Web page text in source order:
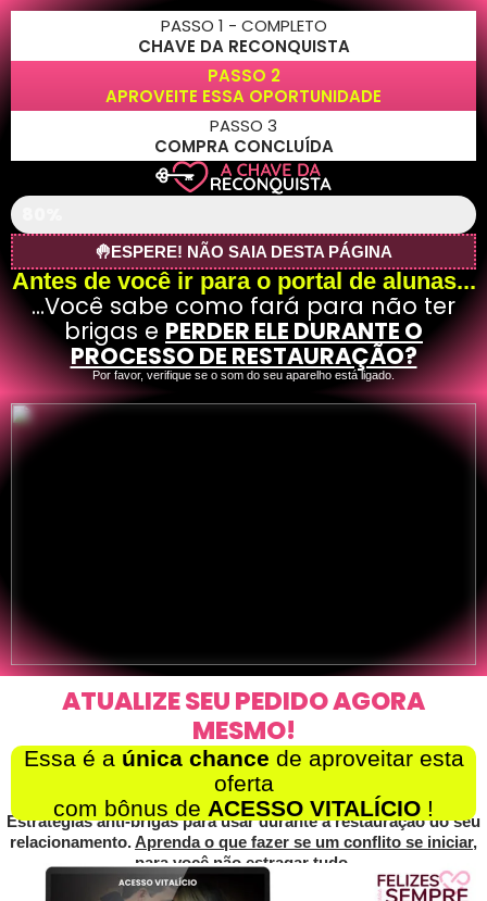
PASSO 1 - COMPLETO
CHAVE DA RECONQUISTA
PASSO 2
APROVEITE ESSA OPORTUNIDADE
PASSO 3
COMPRA CONCLUÍDA
🤚ESPERE! NÃO SAIA DESTA PÁGINA
Antes de você ir para o portal de alunas...
...Você sabe como fará para não ter
brigas e PERDER ELE DURANTE O
PROCESSO DE RESTAURAÇÃO?
Por favor, verifique se o som do seu aparelho está ligado.
ATUALIZE SEU PEDIDO AGORA
MESMO!
Essa é a única chance de aproveitar esta
oferta
com bônus de ACESSO VITALÍCIO !
Estratégias anti-brigas para usar durante a restauração do seu
relacionamento.Aprenda o que fazer se um conflito se iniciar,
para você não estragar tudo.